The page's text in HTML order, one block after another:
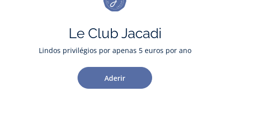
Le Club Jacadi
Lindos privilégios por apenas 5 euros por ano
Aderir